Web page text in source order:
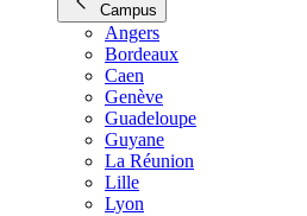
Campus
Angers
Bordeaux
Caen
Genève
Guadeloupe
Guyane
La Réunion
Lille
Lyon